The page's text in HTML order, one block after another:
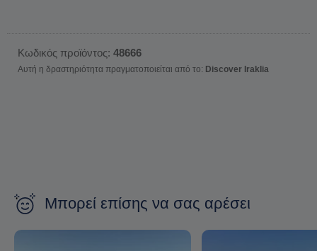
Κωδικός προϊόντος: 48666
Αυτή η δραστηριότητα πραγματοποιείται από το: Discover Iraklia
Μπορεί επίσης να σας αρέσει